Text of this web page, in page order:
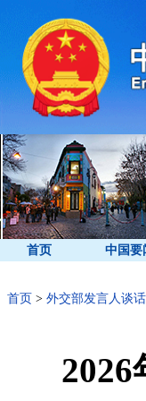
首页 中国要
首页 > 外交部发言人谈话